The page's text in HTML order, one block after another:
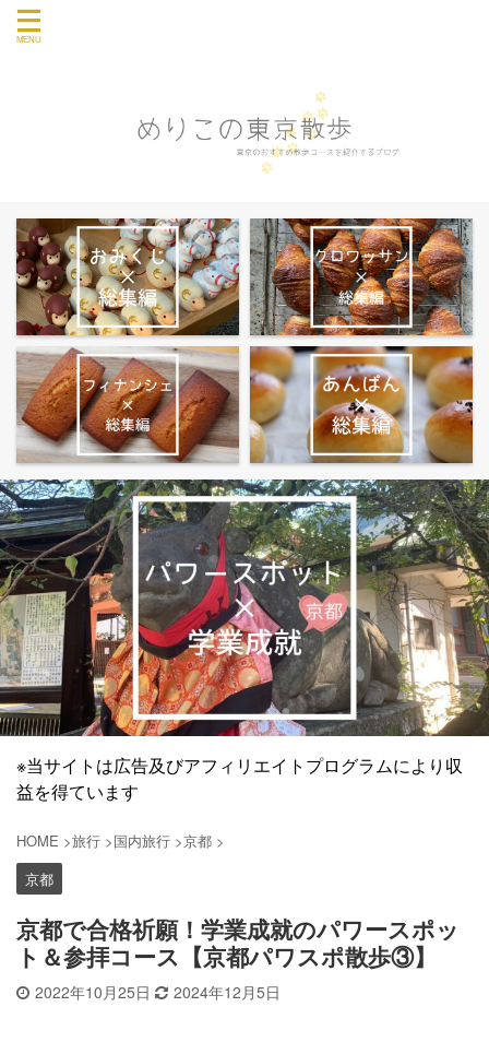
※当サイトは広告及びアフィリエイトプログラムにより収
益を得ています
HOME >旅行 >国内旅行 >京都 >
京都
京都で合格祈願！学業成就のパワースポッ
ト＆参拝コース【京都パワスポ散歩③】
2022年10月25日 2024年12月5日